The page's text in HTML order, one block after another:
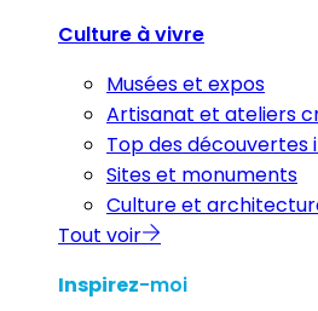
Culture à vivre
Musées et expos
Artisanat et ateliers
Top des découvertes
Sites et monuments
Culture et
Tout voir
Inspirez-moi